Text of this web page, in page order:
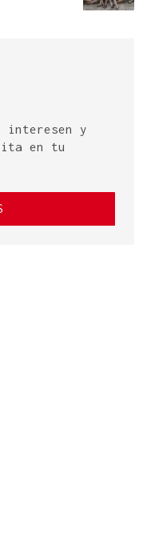
interesen y
en tu